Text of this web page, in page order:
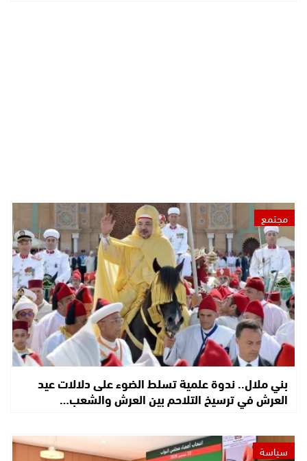
مجتمع
بني ملال.. ندوة علمية تسلط الضوء على دلالات عيد
العرش في ترسيخ التلاحم بين العرش والشعب…
سياسة